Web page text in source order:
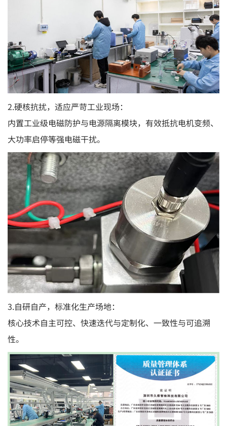
2.硬核抗扰，适应严苛工业现场：
内置工业级电磁防护与电源隔离模块，有效抵抗电机变频、
大功率启停等强电磁干扰。
3.自研自产，标准化生产场地：
核心技术自主可控、快速迭代与定制化、一致性与可追溯
性。